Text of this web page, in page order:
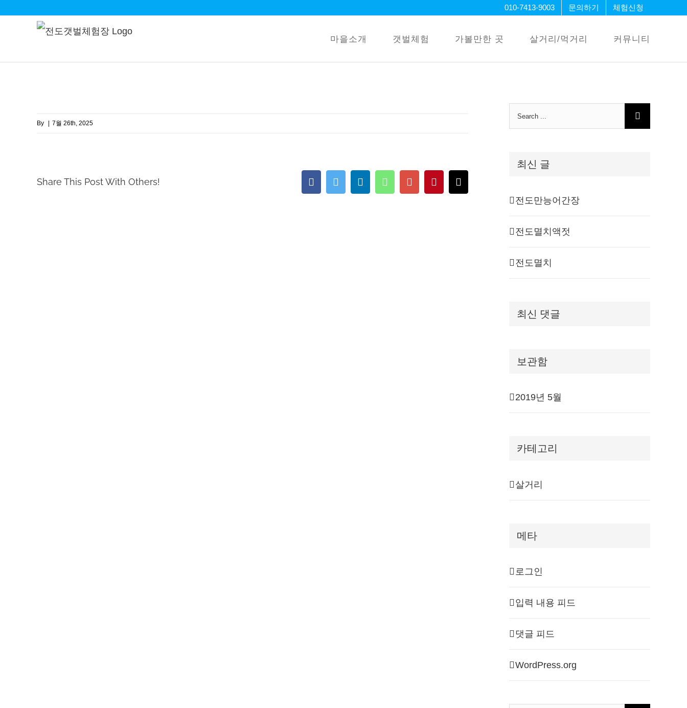
010-7413-9003 문의하기 체험신청
마을소개 갯벌체험 가볼만한 곳 살거리/먹거리 커뮤니티
By 7월 26th, 2025
Share This Post With Others! Facebook
Twitter LinkedInWhatsapp
Google+Pinterest
Search
최신 글
전도만능어간장
전도멸치액젓
전도멸치
최신 댓글
보관함
2019년 5월
카테고리
살거리
메타
로그인
입력 내용 피드
댓글 피드
WordPress.org